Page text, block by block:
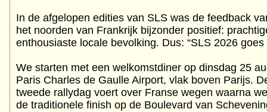
In de afgelopen edities van SLS was de feedback
het noorden van Frankrijk bijzonder positief:
enthousiaste locale bevolking. Dus: “SLS 2026 goes
We starten met een welkomstdiner op dinsdag 25
Paris Charles de Gaulle Airport, vlak boven Parijs.
tweede rallydag voert over Franse wegen waarna
de traditionele finish op de Boulevard van